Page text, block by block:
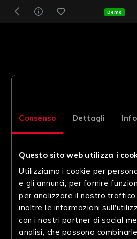
Consenso Dettagli
Questo sito web utilizza i
Utilizziamo i cookie per
e gli annunci, per fornire
per analizzare il nostro
inoltre le informazioni
con i nostri partner di social
analisi, che possono
Demo